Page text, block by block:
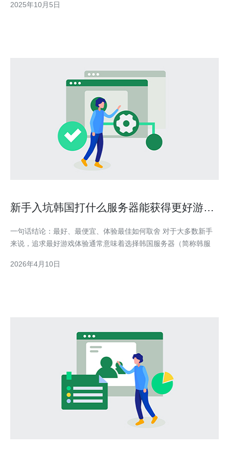
本文将探讨韩国服务器带显卡的优势及其在不同领域的应用。
2025年10月5日
新手入坑韩国打什么服务器能获得更好游戏
一句话结论：最好、最便宜、体验最佳如何取舍 对于大多数新手
来说，追求最好游戏体验通常意味着选择韩国服务器（简称韩服
2026年4月10日